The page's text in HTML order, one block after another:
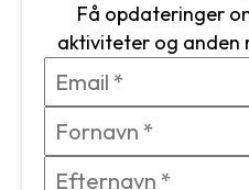
Få opdateringer
aktiviteter og anden